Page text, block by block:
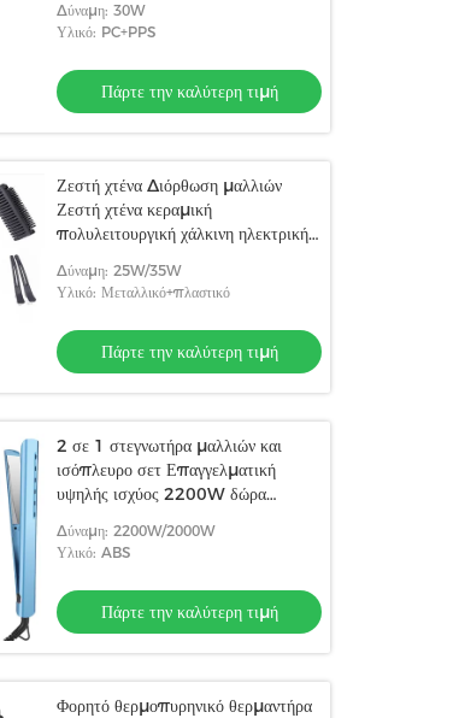
Δύναμη: 30W
Υλικό: PC+PPS
Πάρτε την καλύτερη τιμή
Ζεστή χτένα Διόρθωση μαλλιών
Ζεστή χτένα κεραμική
πολυλειτουργική χάλκινη ηλεκτρική
Δύναμη: 25W/35W
Υλικό: Μεταλλικό+πλαστικό
Πάρτε την καλύτερη τιμή
2 σε 1 στεγνωτήρα μαλλιών και
ισόπλευρο σετ Επαγγελματική
υψηλής ισχύος 2200W δώρα
Δύναμη: 2200W/2000W
Υλικό: ABS
Πάρτε την καλύτερη τιμή
Φορητό θερμοπυρηνικό θερμαντήρα